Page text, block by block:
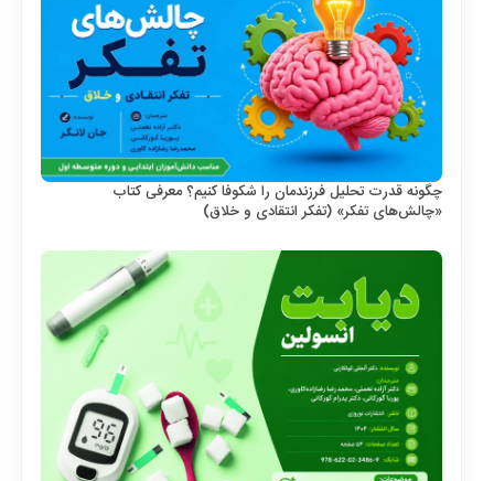
چگونه قدرت تحلیل فرزندمان را شکوفا کنیم؟ معرفی کتاب
«چالش‌های تفکر» (تفکر انتقادی و خلاق)